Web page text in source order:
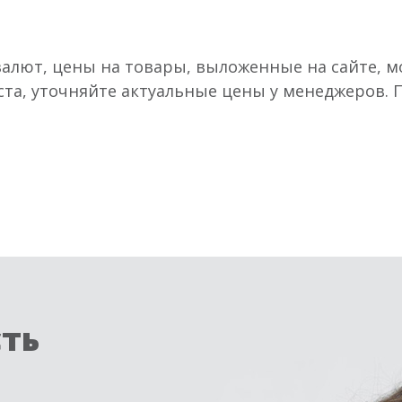
цены на товары, выложенные на сайте,
уточняйте актуальные цены у